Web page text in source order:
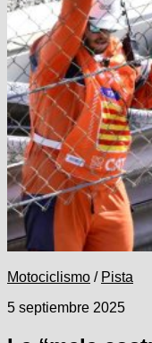
Motociclismo / Pista
5 septiembre 2025